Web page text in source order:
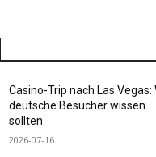
Casino-Trip nach Las Vegas:
deutsche Besucher wissen
sollten
2026-07-16